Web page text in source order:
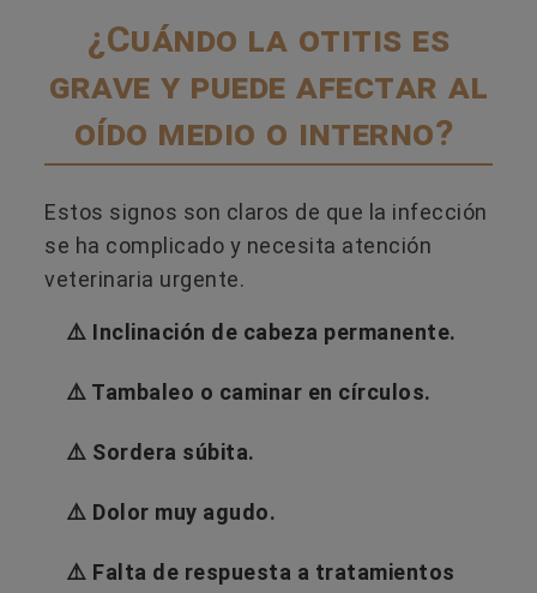
¿Cuándo la otitis es
grave y puede afectar al
oído medio o interno?
Estos signos son claros de que la infección
se ha complicado y necesita atención
veterinaria urgente.
⚠️ Inclinación de cabeza permanente.
⚠️ Tambaleo o caminar en círculos.
⚠️ Sordera súbita.
⚠️ Dolor muy agudo.
⚠️ Falta de respuesta a tratamientos